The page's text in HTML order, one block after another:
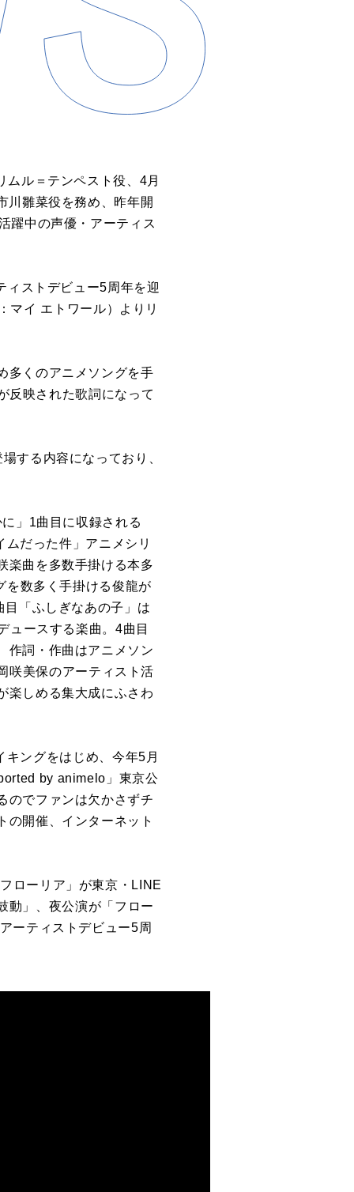
ル＝テンペスト役、4月
川雛菜役を務め、昨年開
躍中の声優・アーティス
ィストデビュー5周年を迎
マイ エトワール）よりリ
多くのアニメソングを手
反映された歌詞になって
する内容になっており、
」1曲目に収録される
だった件」アニメシリ
楽曲を多数手掛ける本多
を数多く手掛ける俊龍が
「ふしぎなあの子」は
ュースする楽曲。4曲目
作詞・作曲はアニメソン
咲美保のアーティスト活
楽しめる集大成にふさわ
ングをはじめ、今年5月
by animelo」東京公
のでファンは欠かさずチ
の開催、インターネット
ローリア」が東京・LINE
動」、夜公演が「フロー
ーティストデビュー5周